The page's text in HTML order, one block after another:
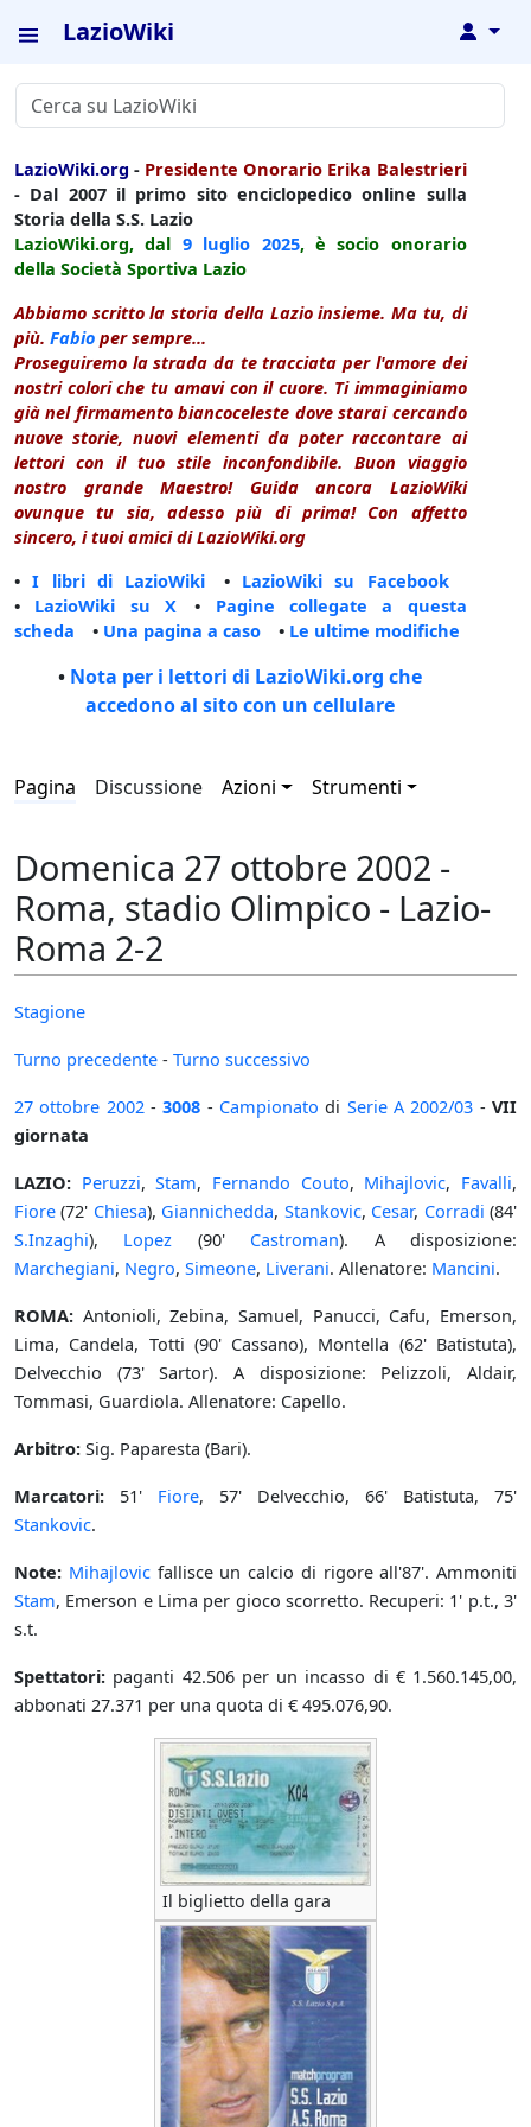
LazioWiki ↓
LazioWiki.org - Presidente Onorario Erika Balestrieri
- Dal 2007 il primo sito enciclopedico online sulla
Storia della S.S. Lazio
LazioWiki.org, dal 9 luglio 2025, è socio onorario
della Società Sportiva Lazio
Abbiamo scritto la storia della Lazio insieme. Ma tu, di
più. Fabio per sempre...
Proseguiremo la strada da te tracciata per l'amore dei
nostri colori che tu amavi con il cuore. Ti immaginiamo
già nel firmamento biancoceleste dove starai cercando
nuove storie, nuovi elementi da poter raccontare ai
lettori con il tuo stile inconfondibile. Buon viaggio
nostro grande Maestro! Guida ancora LazioWiki
ovunque tu sia, adesso più di prima! Con affetto
sincero, i tuoi amici di LazioWiki.org
•I libri di LazioWiki • LazioWiki su Facebook
• LazioWiki su X • Pagine collegate a questa
scheda • Una pagina a caso • Le ultime modifiche
• Nota per i lettori di LazioWiki.org che
accedono al sito con un cellulare
Pagina Discussione Azioni Strumenti
Domenica 27 ottobre 2002 -
Roma, stadio Olimpico - Lazio-
Roma 2-2
Stagione
Turno precedente - Turno successivo
27 ottobre 2002-3008 - Campionato di Serie A 2002/03 -VII
giornata
LAZIO: Peruzzi,Stam, Fernando Couto, Mihajlovic, Favalli,
Fiore (72' Chiesa), Giannichedda, Stankovic, Cesar, Corradi (84'
S.Inzaghi), Lopez (90' Castroman). A disposizione:
Marchegiani, Negro, Simeone, Liverani. Allenatore: Mancini.
ROMA: Antonioli, Zebina, Samuel, Panucci, Cafu, Emerson,
Lima, Candela, Totti (90' Cassano), Montella (62' Batistuta),
Delvecchio (73' Sartor). A disposizione: Pelizzoli, Aldair,
Tommasi, Guardiola. Allenatore: Capello.
Arbitro: Sig. Paparesta (Bari).
Marcatori: 51' Fiore, 57' Delvecchio, 66' Batistuta, 75'
Stankovic.
Note: Mihajlovicfallisce un calcio di rigore all'87'. Ammoniti
Stam, Emerson e Lima per gioco scorretto. Recuperi: 1' p.t., 3'
s.t.
Spettatori: paganti 42.506 per un incasso di € 1.560.145,00,
abbonati 27.371 per una quota di € 495.076,90.
Il biglietto della gara